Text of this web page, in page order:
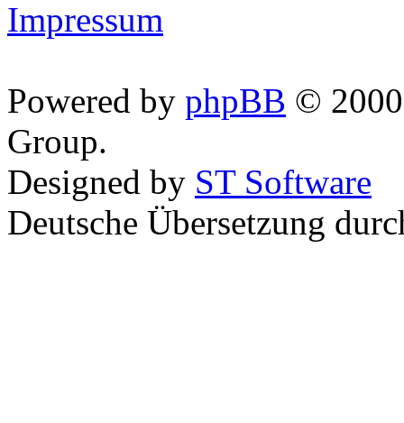
Impressum
Powered by phpBB ©
Group.
Designed by ST Software
Deutsche Übersetzung